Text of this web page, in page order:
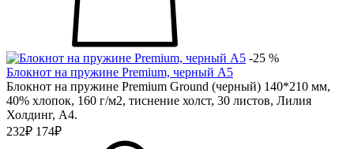
-25 %
Блокнот на пружине Premium, черный А5
Блокнот на пружине Premium Ground (черный) 140*210 мм,
40% хлопок, 160 г/м2, тиснение холст, 30 листов, Лилия
Холдинг, А4.
232₽ 174₽